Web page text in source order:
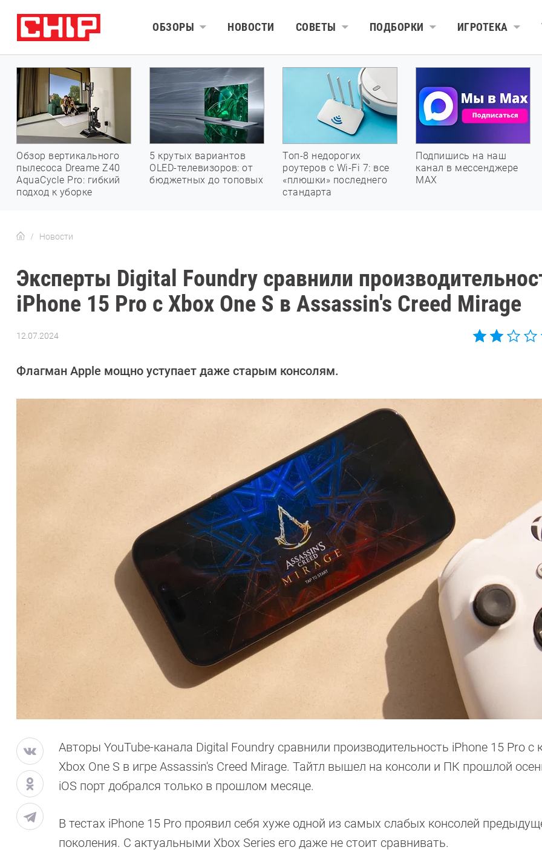
ОБЗОРЫ НОВОСТИ СОВЕТЫ ПОДБОРКИ ИГРОТЕКА
Обзор вертикального
пылесоса Dreame Z40
AquaCycle Pro: гибкий
подход к уборке
5 крутых вариантов
OLED-телевизоров: от
бюджетных до топовых
Топ-8 недорогих
роутеров с Wi-Fi 7: все
«плюшки» последнего
стандарта
Подпишись на наш
канал в мессенджере
МАХ
Новости
Эксперты Digital Foundry сравнили
iPhone 15 Pro с Xbox One S в Assassin's Creed Mirage
12.07.2024
Довлатова
Флагман Apple мощно уступает даже старым консолям.
Авторы YouTube-канала Digital Foundry сравнили производительность iPhone 15 Pro с
Xbox One S в игре Assassin's Creed Mirage. Тайтл вышел на консоли и ПК прошлой
iOS порт добрался только в прошлом месяце.
В тестах iPhone 15 Pro проявил себя хуже одной из самых слабых консолей
поколения. С актуальными Xbox Series его даже не стоит сравнивать.